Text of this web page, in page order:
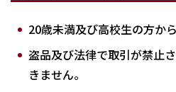
20歳未満及び高校生の方か
盗品及び法律で取引が禁止
きません。